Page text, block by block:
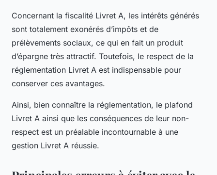
Concernant la fiscalité Livret A, les intérêts générés
sont totalement exonérés d’impôts et de
prélèvements sociaux, ce qui en fait un produit
d’épargne très attractif. Toutefois, le respect de la
réglementation Livret A est indispensable pour
conserver ces avantages.
Ainsi, bien connaître la réglementation, le plafond
Livret A ainsi que les conséquences de leur non-
respect est un préalable incontournable à une
gestion Livret A réussie.